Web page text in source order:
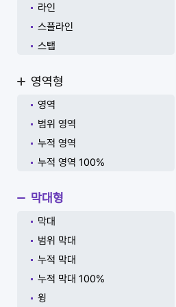
라인
스플라인
스탭
영역형
영역
범위 영역
누적 영역
누적 영역 100%
막대형
막대
범위 막대
누적 막대
누적 막대 100%
윙